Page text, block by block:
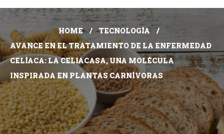
HOME
TECNOLOGÍA
AVANCE EN EL TRATAMIENTO DE LA ENFERMEDAD
CELÍACA: LA CELIACASA, UNA MOLÉCULA
INSPIRADA EN PLANTAS CARNÍVORAS